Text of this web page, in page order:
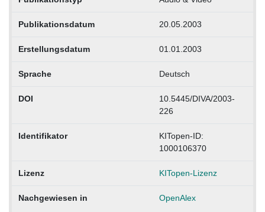
Publikationsdatum 20.05.2003
Erstellungsdatum 01.01.2003
Sprache Deutsch
DOI
10.5445/DIVA/2003-
226
Identifikator
KITopen-ID:
1000106370
Lizenz KITopen-Lizenz
Nachgewiesen in OpenAlex